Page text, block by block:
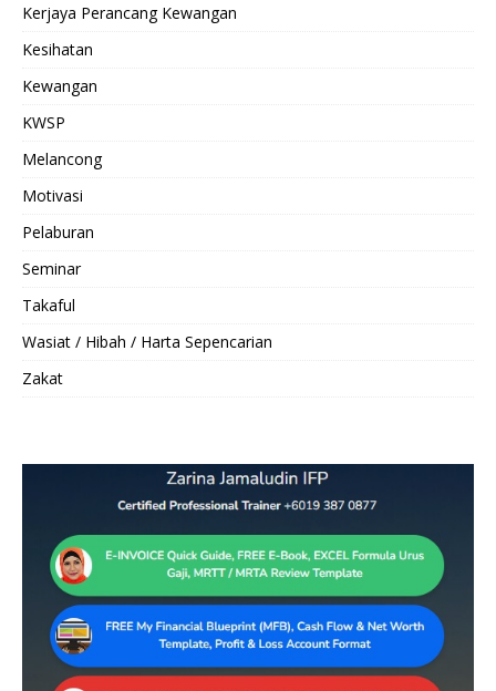
Kerjaya Perancang Kewangan
Kesihatan
Kewangan
KWSP
Melancong
Motivasi
Pelaburan
Seminar
Takaful
Wasiat / Hibah / Harta Sepencarian
Zakat